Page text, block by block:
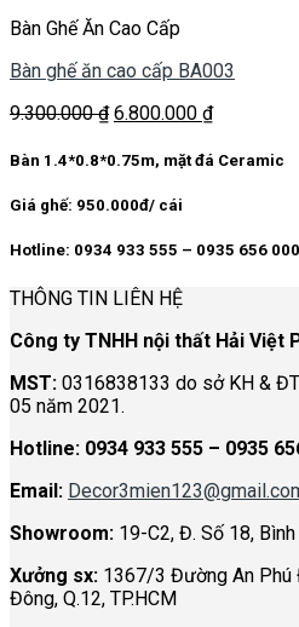
Bàn Ghế Ăn Cao Cấp
Bàn ghế ăn cao cấp BA003
9.300.000₫ Giá
là:
6.800.000 ₫Giá
tại
Bàn 1.4*0.8*0.75m, mặt đá Ceramic
Giá ghế: 950.000đ/ cái
Hotline: 0934 933 555 – 0935 656 000
THÔNG TIN LIÊN HỆ
Công ty TNHH nội thất Hải Việt
MST: 0316838133 do sở KH &
05 năm 2021.
Hotline: 0934 933 555 – 0935
Email:
Showroom: 19-C2, Đ. Số 18, Bình
Xưởng sx: 1367/3 Đường An Phú
Đông, Q.12, TP.HCM